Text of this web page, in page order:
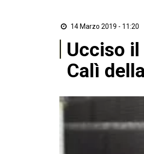
14 Marzo 2019 - 11:20
Ucciso
Calì